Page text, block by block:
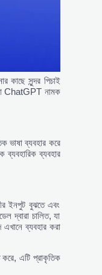
কাছে সুন্দর পিচাই
ChatGPT নামক
ভাষা ব্যবহার করে
ব্যবহারিক ব্যবহার
ইনপুট বুঝতে এবং
দ্বারা চালিত, যা
ব্যবহার করা
করে, এটি প্রাকৃতিক